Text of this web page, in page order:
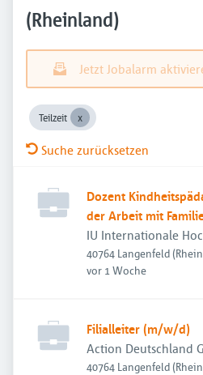
(Rheinland)
Jetzt Jobalarm
Teilzeit
Suche zurücksetzen
Dozent
der Arbeit mit
IU Internationale
40764 Langenfeld
Veröffentlicht
vor 1 Woche
Filialleiter (m/w/d)
Action Deutschland
40764 Langenfeld